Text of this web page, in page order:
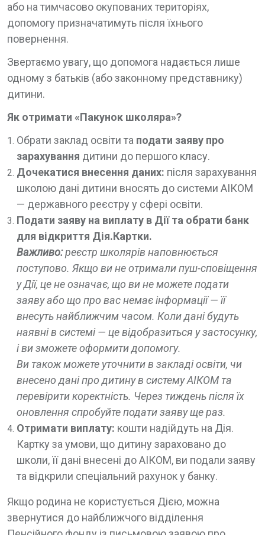
або на тимчасово окупованих територіях,
допомогу призначатимуть після їхнього
повернення.
Звертаємо увагу, що допомога надається лише
одному з батьків (або законному представнику)
дитини.
Як отримати «Пакунок школяра»?
Обрати заклад освіти та подати заяву про
зарахування дитини до першого класу.
Дочекатися внесення даних: після зарахування
школою дані дитини вносять до системи АІКОМ
— державного реєстру у сфері освіти.
Подати заяву на виплату в Дії та обрати банк
для відкриття Дія.Картки.
Важливо:реєстр школярів наповнюється
поступово. Якщо ви не отримали пуш-сповіщення
у Дії, це не означає, що ви не можете подати
заяву або що про вас немає інформації — її
внесуть найближчим часом. Коли дані будуть
наявні в системі — це відобразиться у застосунку,
і ви зможете оформити допомогу.
Ви також можете уточнити в закладі освіти, чи
внесено дані про дитину в систему АІКОМ та
перевірити коректність. Через тиждень після їх
оновлення спробуйте подати заяву ще раз.
Отримати виплату: кошти надійдуть на Дія.
Картку за умови, що дитину зараховано до
школи, її дані внесені до АІКОМ, ви подали заяву
та відкрили спеціальний рахунок у банку.
Якщо родина не користується Дією, можна
звернутися до найближчого відділення